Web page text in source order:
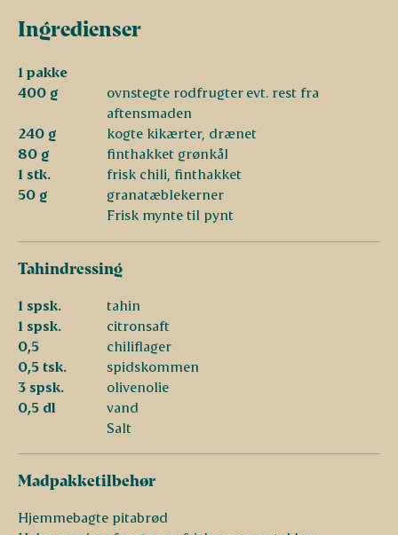
Ingredienser
1 pakke
400 g
ovnstegte rodfrugter evt. rest fra
aftensmaden
240 g
kogte kikærter, drænet
80 g
finthakket grønkål
1 stk.
frisk chili, finthakket
50 g
granatæblekerner
Frisk mynte til pynt
Tahindressing
1 spsk.
tahin
1 spsk.
citronsaft
0,5
chiliflager
0,5 tsk.
spidskommen
3 spsk.
olivenolie
0,5 dl
vand
Salt
Madpakketilbehør
Hjemmebagte pitabrød